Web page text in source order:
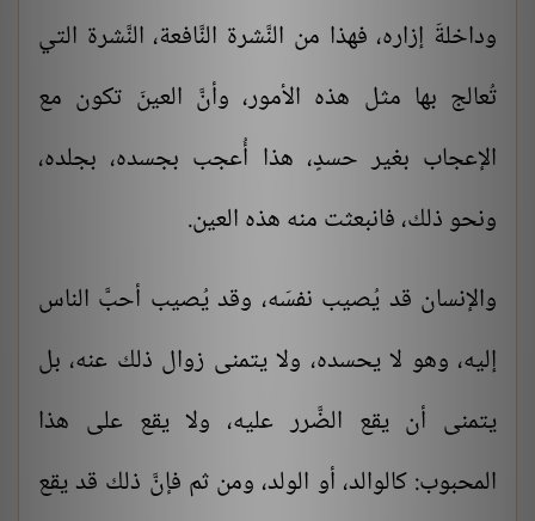
وداخلةَ إزاره، فهذا من النَّشرة النَّافعة، النَّشرة التي
تُعالج بها مثل هذه الأمور، وأنَّ العينَ تكون مع
الإعجاب بغير حسدٍ، هذا أُعجب بجسده، بجلده،
ونحو ذلك، فانبعثت منه هذه العين.
والإنسان قد يُصيب نفسَه، وقد يُصيب أحبَّ الناس
إليه، وهو لا يحسده، ولا يتمنى زوال ذلك عنه، بل
يتمنى أن يقع الضَّرر عليه، ولا يقع على هذا
المحبوب: كالوالد، أو الولد، ومن ثم فإنَّ ذلك قد يقع